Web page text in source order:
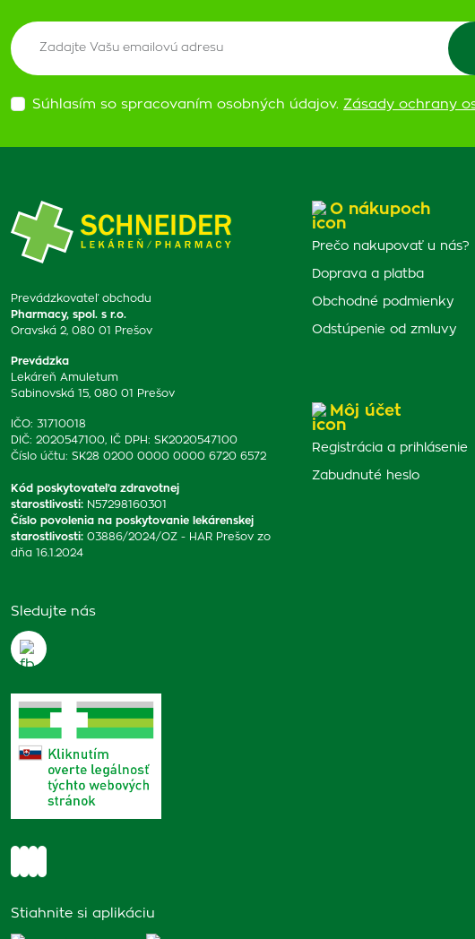
Súhlasím so spracovaním osobných údajov. Zásady ochrany
Prevádzkovateľ obchodu
Pharmacy, spol. s r.o.
Oravská 2, 080 01 Prešov
Prevádzka
Lekáreň Amuletum
Sabinovská 15, 080 01 Prešov
IČO: 31710018
DIČ: 2020547100, IČ DPH: SK2020547100
Číslo účtu: SK28 0200 0000 0000 6720 6572
Kód poskytovateľa zdravotnej
starostlivosti: N57298160301
Číslo povolenia na poskytovanie lekárenskej
starostlivosti: 03886/2024/OZ - HAR Prešov zo
dňa 16.1.2024
Sledujte nás
Stiahnite si aplikáciu
O nákupoch
Prečo nakupovať u nás?
Doprava a platba
Obchodné podmienky
Odstúpenie od zmluvy
Môj účet
Registrácia a prihlásenie
Zabudnuté heslo